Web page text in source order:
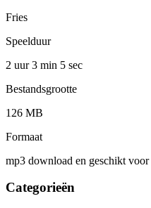
Fries
Speelduur
2 uur 3 min 5 sec
Bestandsgrootte
126 MB
Formaat
mp3 download en geschikt
Categorieën